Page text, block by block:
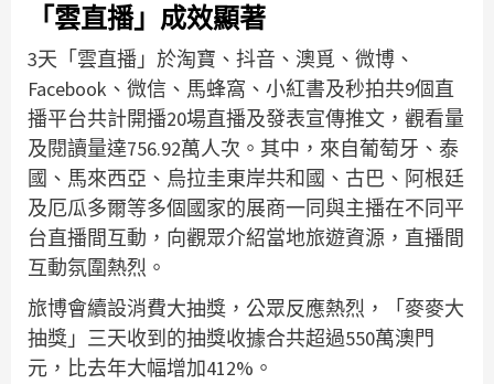
「雲直播」成效顯著
3天「雲直播」於淘寶、抖音、澳覓、微博、
Facebook、微信、馬蜂窩、小紅書及秒拍共9個直
播平台共計開播20場直播及發表宣傳推文，觀看量
及閱讀量達756.92萬人次。其中，來自葡萄牙、泰
國、馬來西亞、烏拉圭東岸共和國、古巴、阿根廷
及厄瓜多爾等多個國家的展商一同與主播在不同平
台直播間互動，向觀眾介紹當地旅遊資源，直播間
互動氛圍熱烈。
旅博會續設消費大抽獎，公眾反應熱烈，「麥麥大
抽獎」三天收到的抽獎收據合共超過550萬澳門
元，比去年大幅增加412%。